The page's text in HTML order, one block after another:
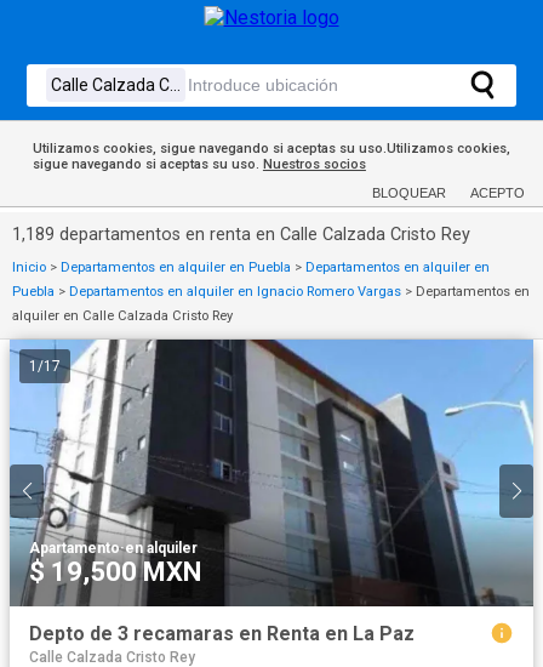
Utilizamos cookies, sigue navegando si aceptas su uso.Utilizamos cookies,
sigue navegando si aceptas su uso. Nuestros socios
BLOQUEAR ACEPTO
1,189 departamentos en renta en Calle Calzada Cristo Rey
Inicio > Departamentos en alquiler en Puebla > Departamentos en alquiler en
Puebla > Departamentos en alquiler en Ignacio Romero Vargas > Departamentos en
alquiler en Calle Calzada Cristo Rey
1 /17
Apartamento·en alquiler
$ 19,500 MXN
Depto de 3 recamaras en Renta en La Paz
Calle Calzada Cristo Rey